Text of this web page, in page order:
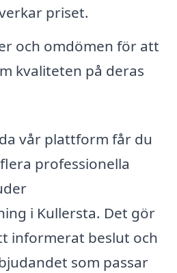
priset.
och omdömen för att
kvaliteten på deras
vår plattform får du
professionella
i Kullersta. Det gör
informerat beslut och
som passar